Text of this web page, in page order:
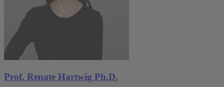
Prof. Renate Hartwig Ph.D.